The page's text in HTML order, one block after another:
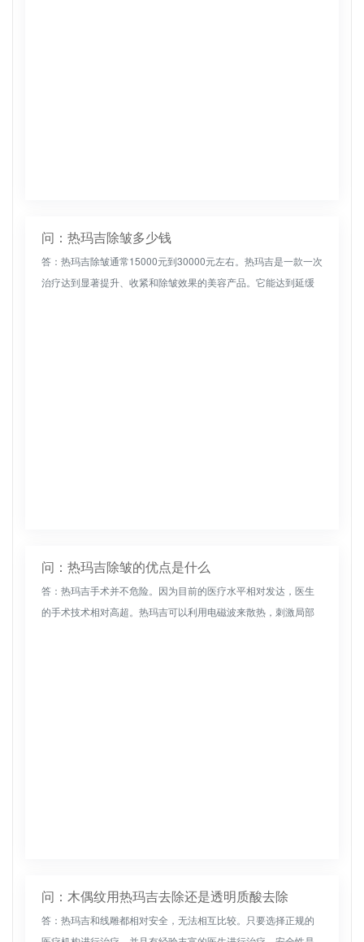
问：热玛吉除皱多少钱
答：热玛吉除皱通常15000元到30000元左右。热玛吉是一款一次
治疗达到显著提升、收紧和除皱效果的美容产品。它能达到延缓
问：热玛吉除皱的优点是什么
答：热玛吉手术并不危险。因为目前的医疗水平相对发达，医生
的手术技术相对高超。热玛吉可以利用电磁波来散热，刺激局部
问：木偶纹用热玛吉去除还是透明质酸去除
答：热玛吉和线雕都相对安全，无法相互比较。只要选择正规的